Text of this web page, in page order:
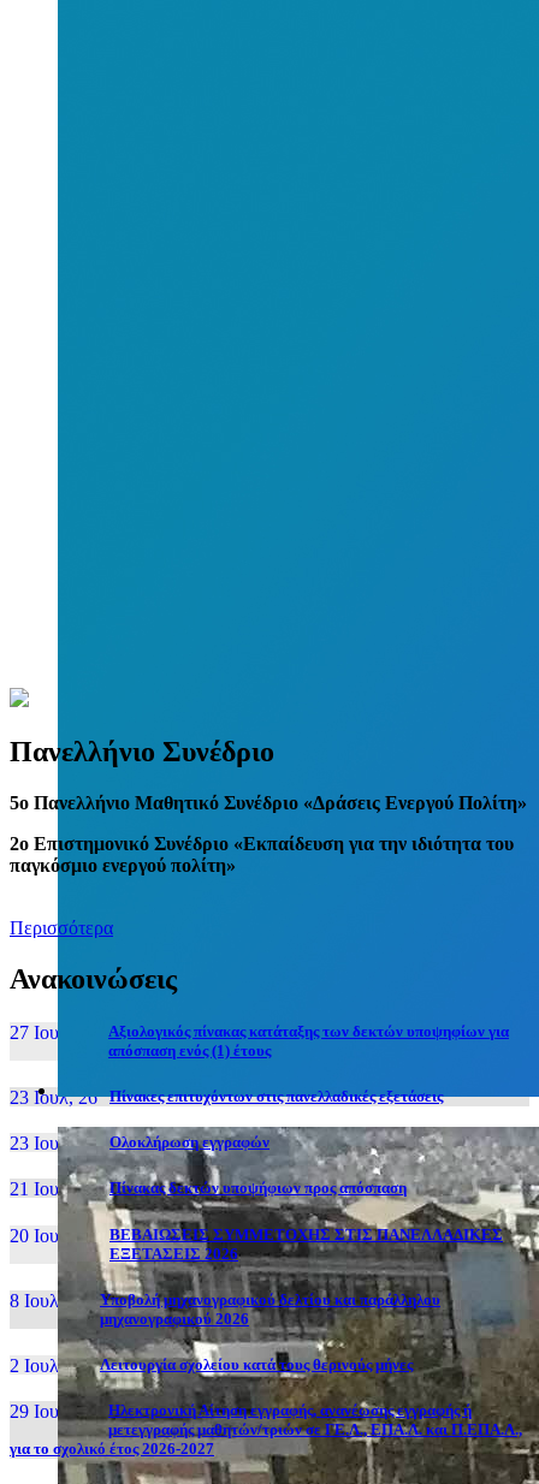
Πανελλήνιο Συνέδριο
5o Πανελλήνιο Μαθητικό Συνέδριο «Δράσεις Ενεργού Πολίτη»
2ο Επιστημονικό Συνέδριο «Εκπαίδευση για την ιδιότητα του
παγκόσμιο ενεργού πολίτη»
Περισσότερα
Ανακοινώσεις
27 Ιουν, 26
Αξιολογικός πίνακας κατάταξης των δεκτών υποψηφίων για
απόσπαση ενός (1) έτους
23 Ιουλ, 26 Πίνακες επιτυχόντων στις πανελλαδικές εξετάσεις
23 Ιουλ, 26 Ολοκλήρωση εγγραφών
21 Ιουλ, 26 Πίνακας δεκτών υποψήφιων προς απόσπαση
20 Ιουλ, 26
ΒΕΒΑΙΩΣΕΙΣ ΣΥΜΜΕΤΟΧΗΣ ΣΤΙΣ ΠΑΝΕΛΛΑΔΙΚΕΣ
ΕΞΕΤΑΣΕΙΣ 2026
8 Ιουλ, 26
Υποβολή μηχανογραφικού δελτίου και παράλληλου
μηχανογραφικού 2026
2 Ιουλ, 26 Λειτουργία σχολείου κατά τους θερινούς μήνες
29 Ιουν, 26
Ηλεκτρονική Αίτηση εγγραφής, ανανέωσης εγγραφής ή
μετεγγραφής μαθητών/τριών σε ΓΕ.Λ., ΕΠΑ.Λ. και Π.ΕΠΑ.Λ.,
για το σχολικό έτος 2026-2027